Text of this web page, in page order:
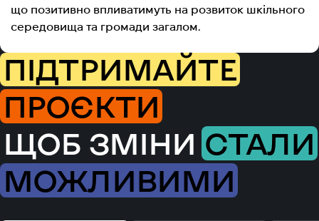
що позитивно впливатимуть на розвиток шкільного
середовища та громади загалом.
ПІДТРИМАЙТЕ
ПРОЄКТИ
ЩОБ ЗМІНИ СТАЛИ
МОЖЛИВИМИ